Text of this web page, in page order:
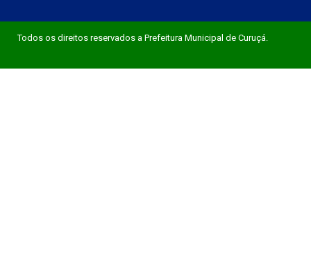
Todos os direitos reservados a Prefeitura Municipal de Curuçá.